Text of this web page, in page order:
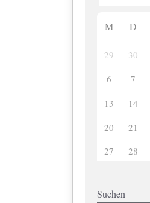
M D
29 30
6
7
13
14
20
21
27
28
Suchen